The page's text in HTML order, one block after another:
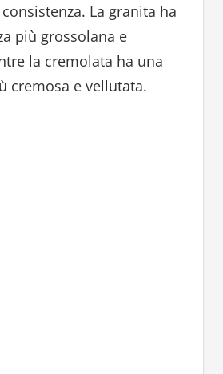
La granita ha
più grossolana e
la cremolata ha una
cremosa e vellutata.